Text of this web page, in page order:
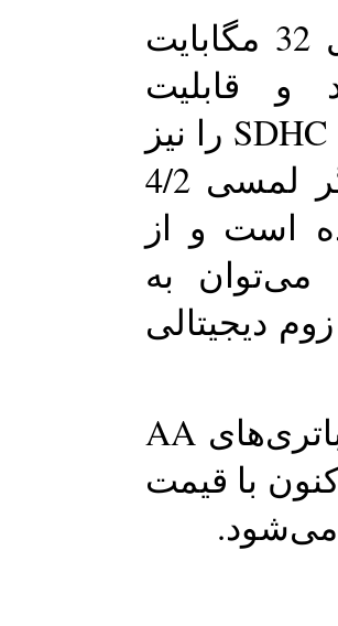
دوربین AgfaPHoto شامل 32 مگابایت
و قابلیت
پشتیبانی از کارت حافظه SDHC را نیز
دارد. این دوربین نمایشگر لمسی 4/2
است و از
می‌توان به
دیجیتالی
برای این دوربین ضدآب باتری‌های AA
با قیمت